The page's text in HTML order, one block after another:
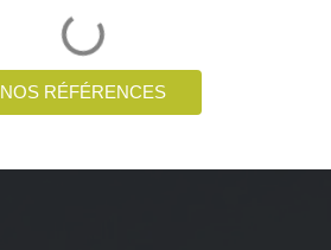
NOS RÉFÉRENCES